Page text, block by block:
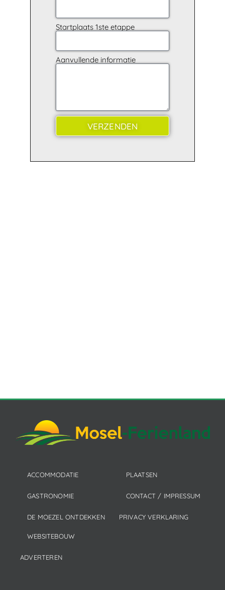
Startplaats 1ste etappe
Aanvullende informatie
VERZENDEN
ACCOMMODATIE
GASTRONOMIE
DE MOEZEL ONTDEKKEN
PLAATSEN
CONTACT / IMPRESSUM
PRIVACY VERKLARING
WEBSITEBOUW
ADVERTEREN